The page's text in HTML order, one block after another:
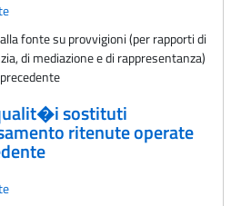
fonte su provvigioni (per rapporti di
di mediazione e di rappresentanza)
sostituti
ritenute operate